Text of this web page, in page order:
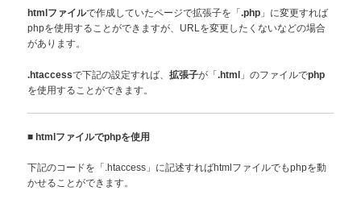
htmlファイルで作成していたページで拡張子を「.php 」に変更すれば
phpを使用することができますが、URLを変更したくないなどの場合
があります。
.htaccessで下記の設定すれば、拡張子が「.html 」のファイルでphp
を使用することができます。
■ htmlファイルでphpを使用
下記のコードを「.htaccess」に記述すればhtmlファイルでもphpを動
かせることができます。